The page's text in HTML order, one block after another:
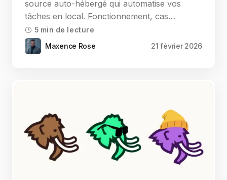
source auto-hébergé qui automatise vos
tâches en local. Fonctionnement, cas…
5 min de lecture
Maxence Rose 21 février 2026